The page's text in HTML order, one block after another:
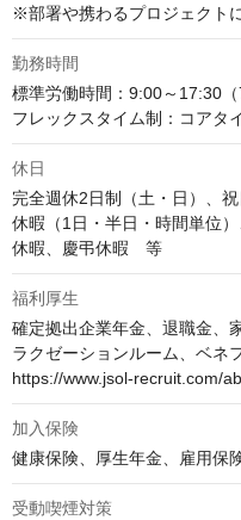
※部署や携わるプロジェクト
勤務時間
標準労働時間：9:00～17:30（
フレックスタイム制：コアタ
休日
完全週休2日制（土・日）、
休暇（1日・半日・時間単位
休暇、慶弔休暇　等
福利厚生
確定拠出企業年金、退職金、
ラクゼーションルーム、ベネ
https://www.jsol-recruit.com/
加入保険
健康保険、厚生年金、雇用保
受動喫煙対策